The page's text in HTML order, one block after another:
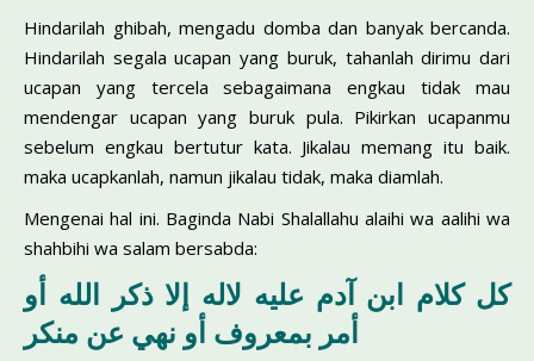
Hindarilah ghibah, mengadu domba dan banyak bercanda.
Hindarilah segala ucapan yang buruk, tahanlah dirimu dari
ucapan yang tercela sebagaimana engkau tidak mau
mendengar ucapan yang buruk pula. Pikirkan ucapanmu
sebelum engkau bertutur kata. Jikalau memang itu baik.
maka ucapkanlah, namun jikalau tidak, maka diamlah.
Mengenai hal ini. Baginda Nabi Shalallahu alaihi wa aalihi wa
shahbihi wa salam bersabda:
كل كلام ابن آدم عليه لاله إلا ذكر الله أو
أمر بمعروف أو نهي عن منكر